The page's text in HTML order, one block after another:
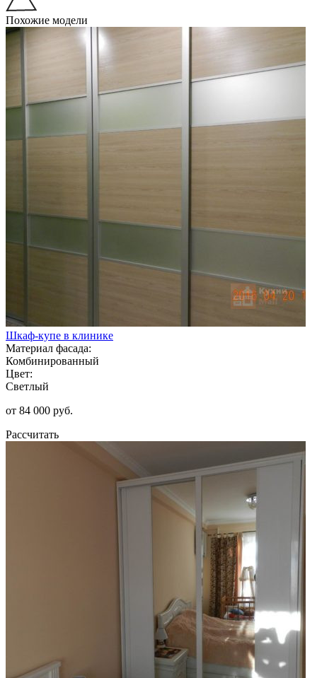
Похожие модели
Шкаф-купе в клинике
Материал фасада:
Комбинированный
Цвет:
Светлый
от 84 000 руб.
Рассчитать